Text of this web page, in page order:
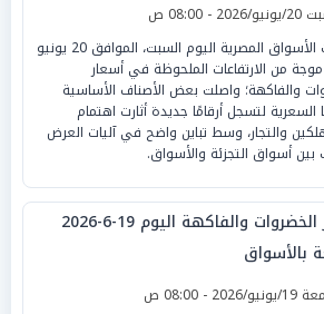
- 08:00 ص
شهدت الأسواق المصرية اليوم السبت، الموافق 20 يونيو
موجة من الارتفاعات الملحوظة في أسعار
والفاكهة؛ واصلت بعض الأصناف الأساسية
السعرية لتسجل أرقامًا جديدة أثارت اهتمام
والتجار، وسط تباين واضح في آليات العرض
بين أسواق التجزئة والأسواق.
أسعار الخضروات والفاكهة اليوم 19-6-2026
بالأسواق
2026 - 08:00 ص